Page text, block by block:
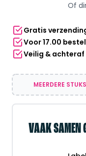
aardbeiengeur
rode
glans
aantal
Of
Gratis
Voor 17.00
Veilig &
MEERDERE
VAAK SAMEN